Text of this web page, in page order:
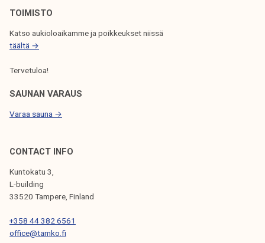
v
e
t
e
i
t
l
s
ä
TOIMISTO
Katso aukioloaikamme ja poikkeukset niissä
täältä →
Tervetuloa!
SAUNAN VARAUS
Varaa sauna →
CONTACT INFO
Kuntokatu 3,
L-building
33520 Tampere, Finland
+358 44 382 6561
office@tamko.fi